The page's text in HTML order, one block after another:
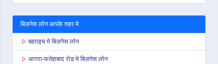
बिज़नेस लोन आपके शहर मे
बहराइच मे बिज़नेस लोन
आगरा-फतेहाबाद रोड मे बिज़नेस लोन